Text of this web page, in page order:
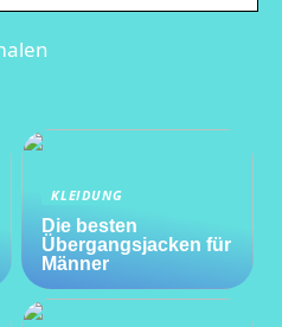
KLEIDUNG
Die besten
Übergangsjacken für
Männer